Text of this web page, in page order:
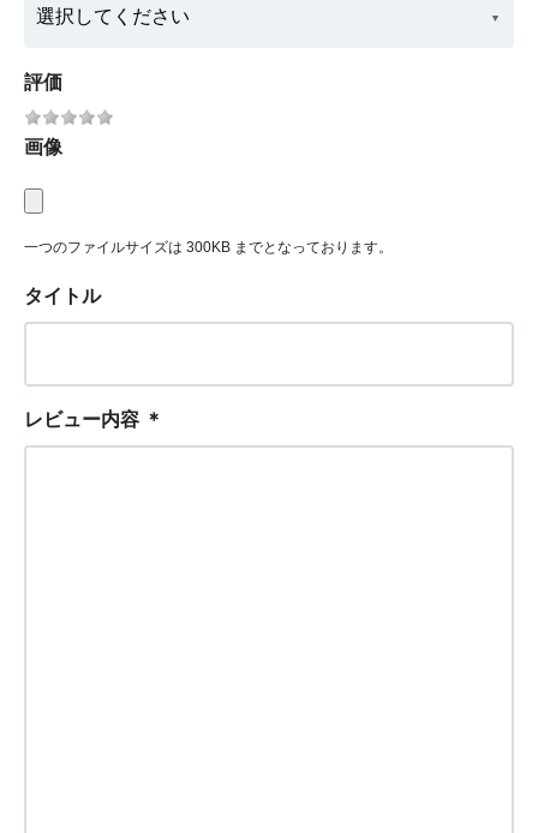
評価
画像
一つのファイルサイズは 300KB までとなっております。
タイトル
レビュー内容 ＊